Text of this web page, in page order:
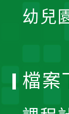
幼兒
檔案